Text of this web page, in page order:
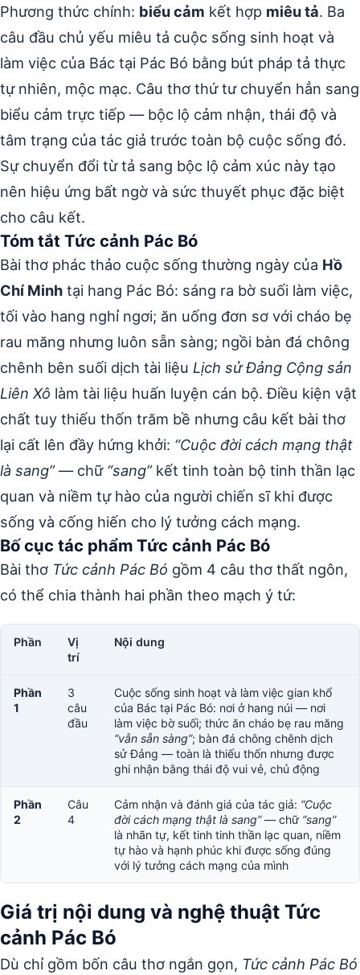
Phương thức chính: biểu cảm kết hợp miêu tả. Ba
câu đầu chủ yếu miêu tả cuộc sống sinh hoạt và
làm việc của Bác tại Pác Bó bằng bút pháp tả thực
tự nhiên, mộc mạc. Câu thơ thứ tư chuyển hẳn sang
biểu cảm trực tiếp — bộc lộ cảm nhận, thái độ và
tâm trạng của tác giả trước toàn bộ cuộc sống đó.
Sự chuyển đổi từ tả sang bộc lộ cảm xúc này tạo
nên hiệu ứng bất ngờ và sức thuyết phục đặc biệt
cho câu kết.
Tóm tắt Tức cảnh Pác Bó
Bài thơ phác thảo cuộc sống thường ngày của Hồ
Chí Minh tại hang Pác Bó: sáng ra bờ suối làm việc,
tối vào hang nghỉ ngơi; ăn uống đơn sơ với cháo bẹ
rau măng nhưng luôn sẵn sàng; ngồi bàn đá chông
chênh bên suối dịch tài liệu Lịch sử Đảng Cộng sản
Liên Xô làm tài liệu huấn luyện cán bộ. Điều kiện vật
chất tuy thiếu thốn trăm bề nhưng câu kết bài thơ
lại cất lên đầy hứng khởi: “Cuộc đời cách mạng thật
là sang”— chữ “sang”kết tinh toàn bộ tinh thần lạc
quan và niềm tự hào của người chiến sĩ khi được
sống và cống hiến cho lý tưởng cách mạng.
Bố cục tác phẩm Tức cảnh Pác Bó
Bài thơ Tức cảnh Pác Bó gồm 4 câu thơ thất ngôn,
có thể chia thành hai phần theo mạch ý tứ:
Phần
Vị
trí
Nội dung
Phần
1
3
câu
đầu
Cuộc sống sinh hoạt và làm việc gian khổ
của Bác tại Pác Bó: nơi ở hang núi — nơi
làm việc bờ suối; thức ăn cháo bẹ rau măng
“vẫn sẵn sàng”; bàn đá chông chênh dịch
sử Đảng — toàn là thiếu thốn nhưng được
ghi nhận bằng thái độ vui vẻ, chủ động
Phần
2
Câu
4
Cảm nhận và đánh giá của tác giả: “Cuộc
đời cách mạng thật là sang”— chữ “sang”
là nhãn tự, kết tinh tinh thần lạc quan, niềm
tự hào và hạnh phúc khi được sống đúng
với lý tưởng cách mạng của mình
Giá trị nội dung và nghệ thuật Tức
cảnh Pác Bó
Dù chỉ gồm bốn câu thơ ngắn gọn, Tức cảnh Pác Bó